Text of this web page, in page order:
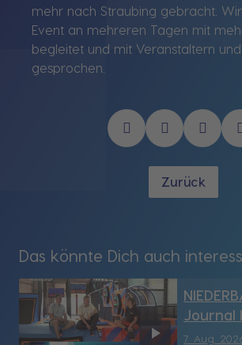
mehr nach Straubing gebracht.
Event an mehreren Tagen mit
begleitet und mit Veranstaltern
gesprochen.
Zurück
Das könnte Dich auch
7. Aug.
Journal